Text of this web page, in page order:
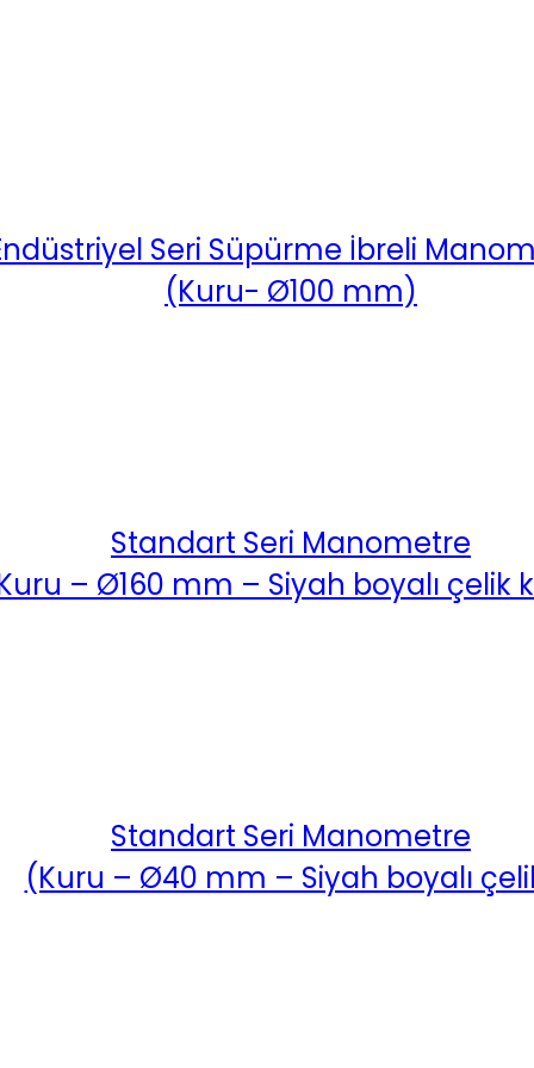
Seri Süpürme İbreli
(Kuru- Ø100 mm)
Standart Seri Manometre
– Ø160 mm – Siyah boyalı çelik
Standart Seri Manometre
(Kuru – Ø40 mm – Siyah boyalı